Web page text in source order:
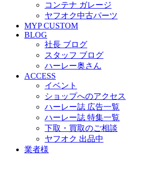
コンテナ ガレージ
ヤフオク中古パーツ
MYP CUSTOM
BLOG
社長 ブログ
スタッフ ブログ
ハーレー奥さん
ACCESS
イベント
ショップへのアクセス
ハーレー誌 広告一覧
ハーレー誌 特集一覧
下取・買取のご相談
ヤフオク 出品中
業者様